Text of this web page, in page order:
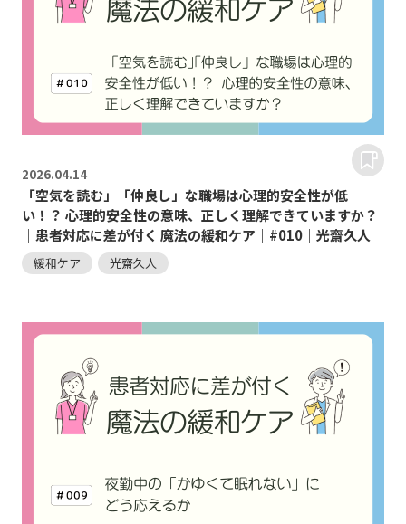
2026.04.14
「空気を読む」「仲良し」な職場は心理的安全性が低
い！？ 心理的安全性の意味、正しく理解できていますか？
｜患者対応に差が付く 魔法の緩和ケア｜#010｜光齋久人
緩和ケア 光齋久人